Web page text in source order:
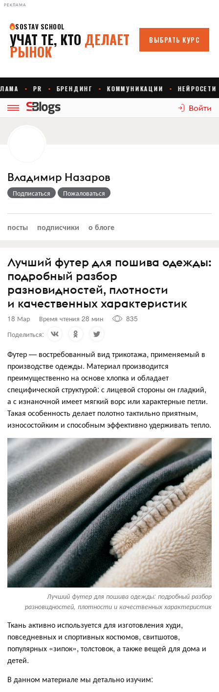
РЕКЛАМА
Войти
Владимир Назаров
Подписаться Пожаловаться
посты подписчики о блоге
Лучший футер для пошива одежды:
подробный разбор
разновидностей, плотности
и качественных характеристик
18 Мар Время чтения 28 мин
835
Поделиться:
Футер — востребованный вид трикотажа, применяемый в
производстве одежды. Материал производится
преимущественно на основе хлопка и обладает
специфической структурой: с лицевой стороны он гладкий,
а с изнаночной имеет мягкий ворс или характерные петли.
Такая особенность делает полотно тактильно приятным,
износостойким и способным эффективно удерживать тепло.
Лучший футер для пошива одежды: подробный разбор
разновидностей, плотности и качественных характеристик
Ткань активно используется для изготовления худи,
повседневных и спортивных костюмов, свитшотов,
популярных «зипок», толстовок, а также вещей для дома и
детей.
В данном материале мы детально изучим: